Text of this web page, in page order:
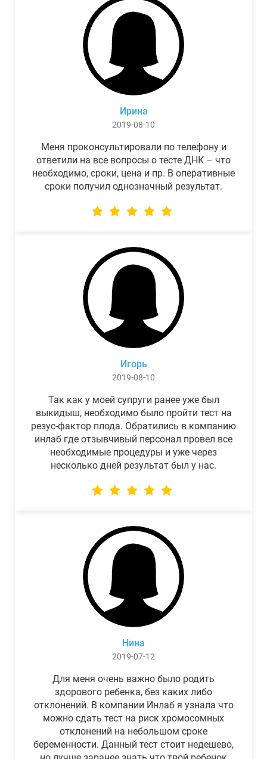
Ирина
2019-08-10
Меня проконсультировали по телефону и
ответили на все вопросы о тесте ДНК – что
необходимо, сроки, цена и пр. В оперативные
сроки получил однозначный результат.
Игорь
2019-08-10
Так как у моей супруги ранее уже был
выкидыш, необходимо было пройти тест на
резус-фактор плода. Обратились в компанию
инлаб где отзывчивый персонал провел все
необходимые процедуры и уже через
несколько дней результат был у нас.
Нина
2019-07-12
Для меня очень важно было родить
здорового ребенка, без каких либо
отклонений. В компании Инлаб я узнала что
можно сдать тест на риск хромосомных
отклонений на небольшом сроке
беременности. Данный тест стоит недешево,